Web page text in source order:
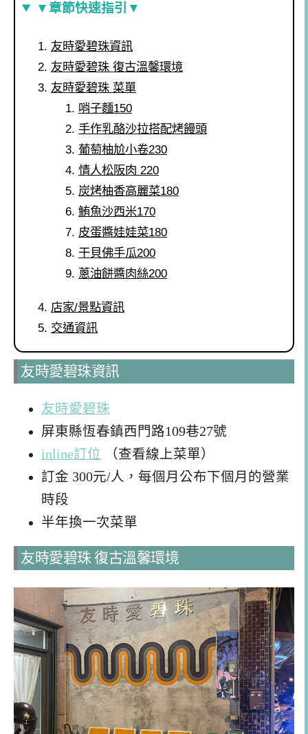
▼章節快速指引▼
友時愛碧珠資訊
友時愛碧珠 復古溫馨環境
友時愛碧珠 菜單
哨子麵150
手作乳酪沙拉搭配烤饅頭
葡萄柚尬小卷230
情人松阪肉 220
炭烤柚香高麗菜180
鮪魚沙西米170
皮蛋醬娃娃菜180
干貝佛手瓜200
蔥油餅醬肉絲200
店家/景點資訊
交通資訊
友時愛碧珠資訊
友時愛碧珠
屏東縣恆春鎮西門路109巷27號
inline訂位 （查看線上菜單）
訂金 300元/人，每個月公布下個月的營業
時段
半年換一次菜單
友時愛碧珠 復古溫馨環境